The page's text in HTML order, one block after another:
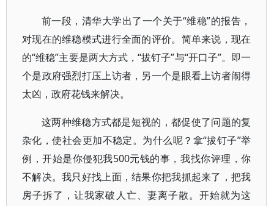
前一段，清华大学出了一个关于“维稳”的报告，
对现在的维稳模式进行全面的评价。简单来说，现在
的“维稳”主要是两大方式，“拔钉子”与“开口子”。即一
个是政府强烈打压上访者，另一个是眼看上访者闹得
太凶，政府花钱来解决。
这两种维稳方式都是短视的，都促使了问题的复
杂化，使社会更加不稳定。为什么呢？拿“拔钉子”举
例，开始是你侵犯我500元钱的事，我找你评理，你
不解决。我只好找上面，结果你把我抓起来了，把我
房子拆了，让我家破人亡、妻离子散。开始就为这